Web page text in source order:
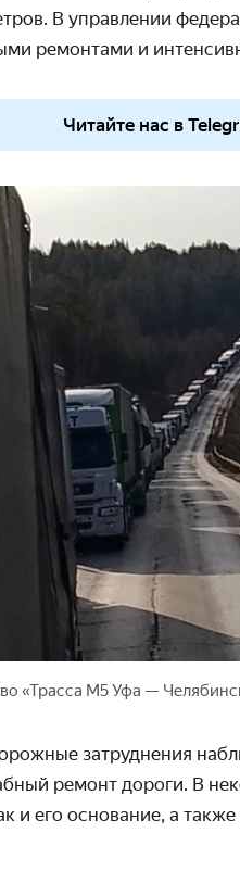
В управлении
ремонтами и
Читайте нас в
«Трасса М5 Уфа —
затруднения
ремонт дороги. В
и его основание, а